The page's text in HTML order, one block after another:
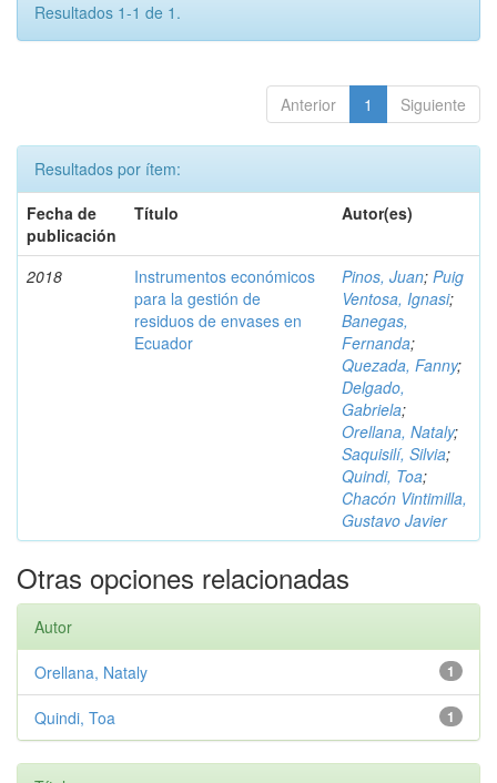
Resultados 1-1 de 1.
Anterior 1 Siguiente
Resultados por ítem:
Fecha de
publicación
Título Autor(es)
2018
Instrumentos económicos
para la gestión de
residuos de envases en
Ecuador
Pinos, Juan; Puig
Ventosa, Ignasi;
Banegas,
Fernanda;
Quezada, Fanny;
Delgado,
Gabriela;
Orellana, Nataly;
Saquisilí, Silvia;
Quindi, Toa;
Chacón Vintimilla,
Gustavo Javier
Otras opciones relacionadas
Autor
1
Orellana, Nataly
1
Quindi, Toa